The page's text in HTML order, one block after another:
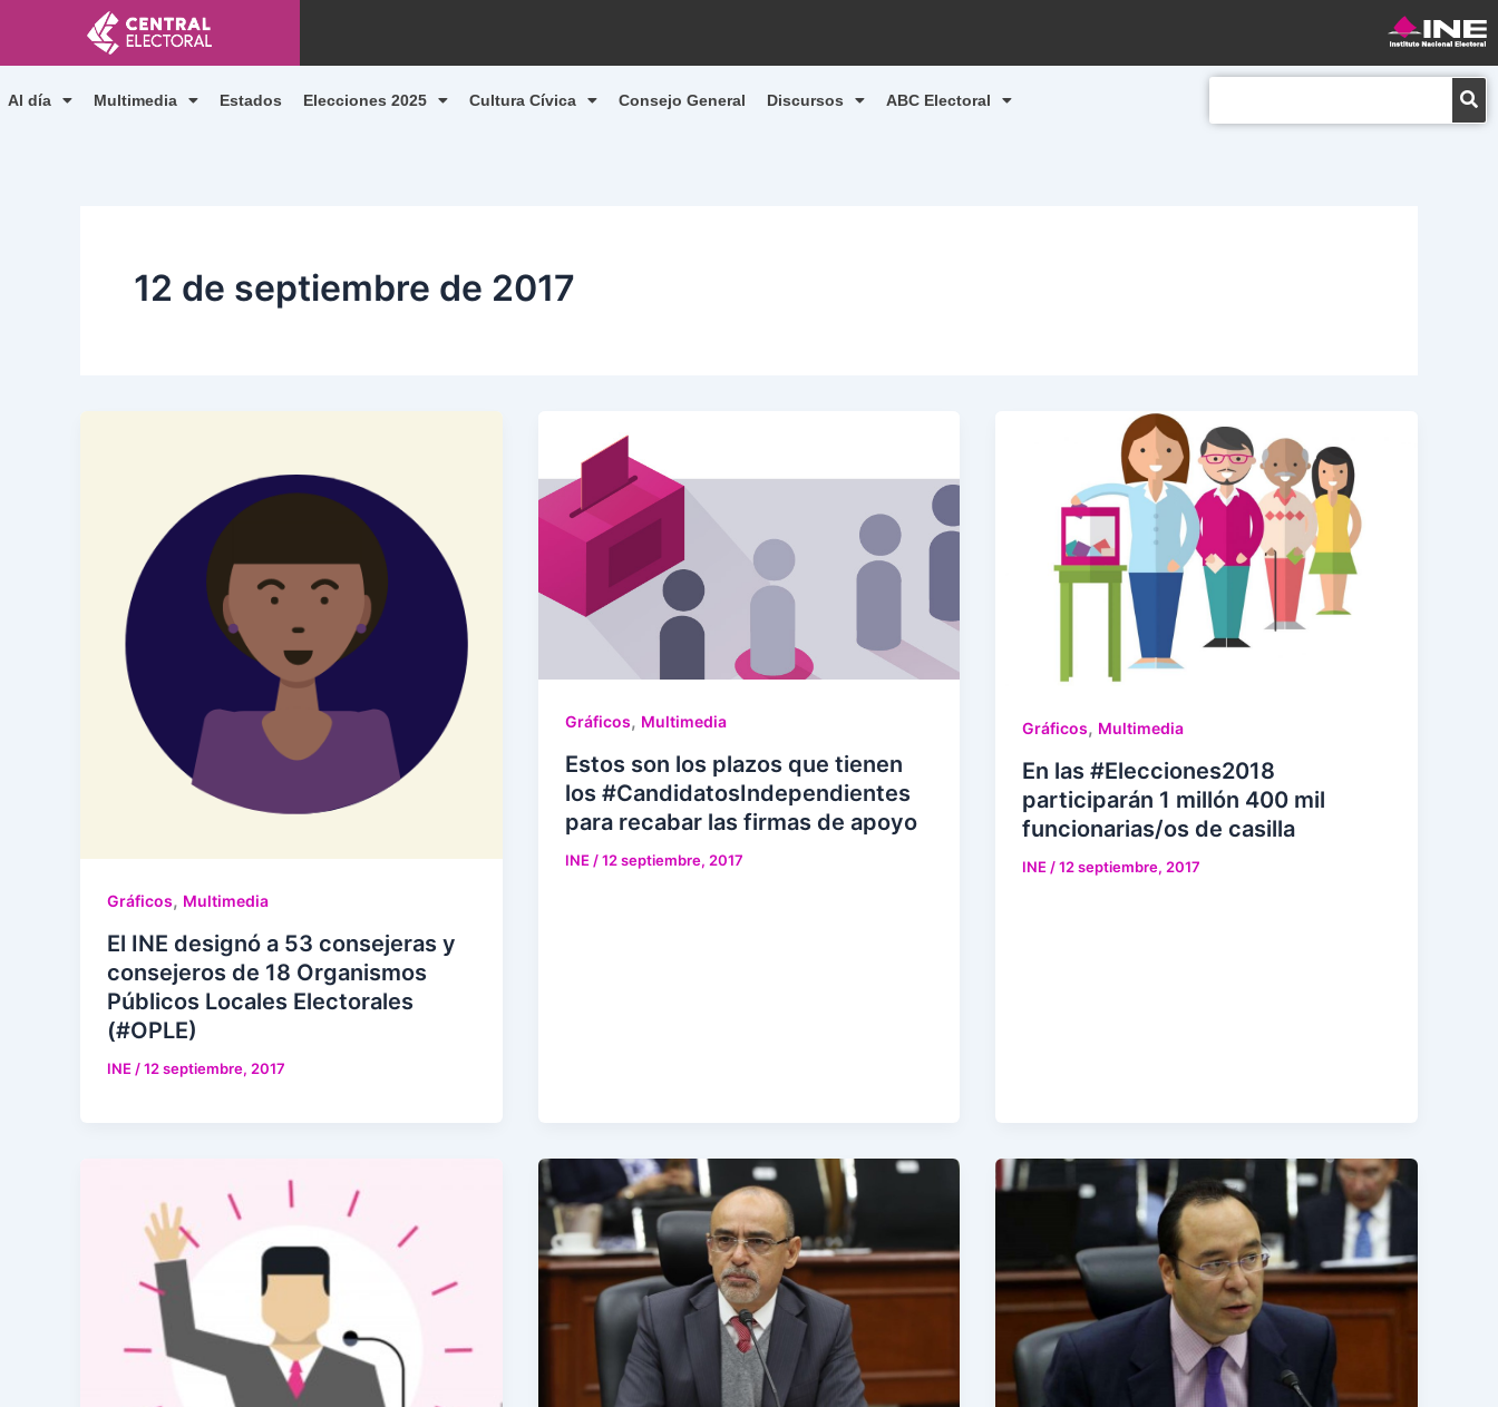
contenido
Al día Multimedia Estados Elecciones 2025 Cultura Cívica Consejo General Discursos ABC Electoral
12 de septiembre de 2017
Gráficos, Multimedia
El INE designó a 53 consejeras y
consejeros de 18 Organismos
Públicos Locales Electorales
(#OPLE)
INE /12 septiembre, 2017
Gráficos, Multimedia
Estos son los plazos que tienen
los #CandidatosIndependientes
para recabar las firmas de apoyo
INE /12 septiembre, 2017
Gráficos, Multimedia
En las #Elecciones2018
participarán 1 millón 400 mil
funcionarias/os de casilla
INE /12 septiembre, 2017